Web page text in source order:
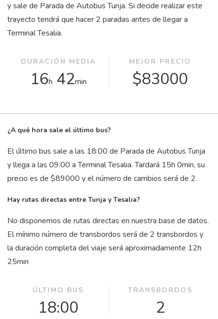
y sale de Parada de Autobus Tunja. Si decide realizar este
trayecto tendrá que hacer 2 paradas antes de llegar a
Terminal Tesalia.
DURACIÓN MEDIA
16h 42min
MEJOR PRECIO
$83000
¿A qué hora sale el último bus?
El último bus sale a las 18:00 de Parada de Autobus Tunja
y llega a las 09:00 a Terminal Tesalia. Tardará 15h 0min, su
precio es de $89000 y el número de cambios será de 2.
Hay rutas directas entre Tunja y Tesalia?
No disponemos de rutas directas en nuestra base de datos.
El mínimo número de transbordos será de 2 transbordos y
la duración completa del viaje será aproximadamente 12h
25min
ÚLTIMO BUS
18:00
TRANSBORDOS
2